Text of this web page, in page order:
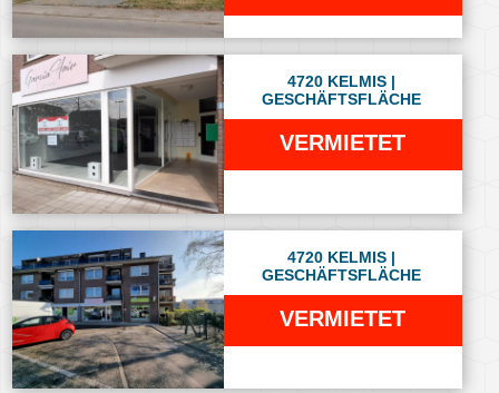
4720 KELMIS |
GESCHÄFTSFLÄCHE
VERMIETET
4720 KELMIS |
GESCHÄFTSFLÄCHE
VERMIETET